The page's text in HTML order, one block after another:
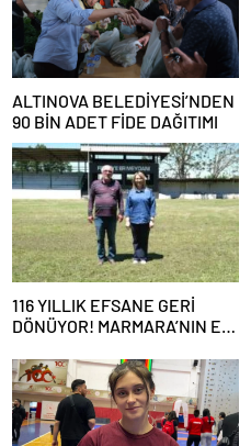
ALTINOVA BELEDİYESİ’NDEN
90 BİN ADET FİDE DAĞITIMI
116 YILLIK EFSANE GERİ
DÖNÜYOR! MARMARA’NIN ER
KURULUYOR